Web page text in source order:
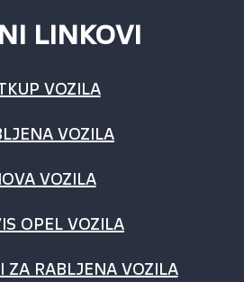
LINKOVI
VOZILA
VOZILA
VOZILA
OPEL VOZILA
ZA RABLJENA VOZILA